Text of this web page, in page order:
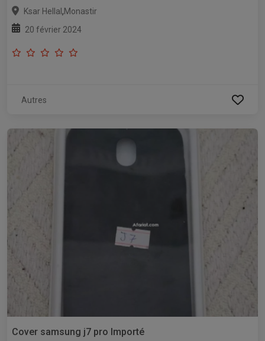
Ksar Hellal ,Monastir
20 février 2024
Autres
Cover samsung j7 pro lmporté